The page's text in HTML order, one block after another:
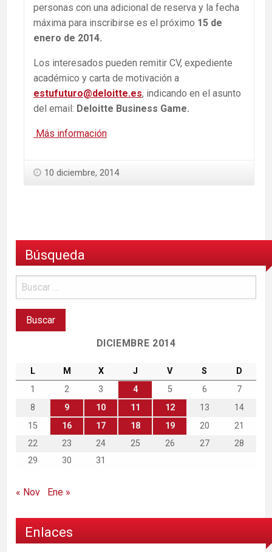
personas con una adicional de reserva y la fecha
máxima para inscribirse es el próximo 15 de
enero de 2014.
Los interesados pueden remitir CV, expediente
académico y carta de motivación a
estufuturo@deloitte.es, indicando en el asunto
del email: Deloitte Business Game.
Más información
10 diciembre, 2014
Búsqueda
DICIEMBRE 2014
L M X J V S
D
1
2 3 4 5 6
7
8
9 10 11 12 13
14
15
16 17 18 19 20
21
22
23 24 25 26 27
28
29
30 31
« Nov Ene »
Enlaces